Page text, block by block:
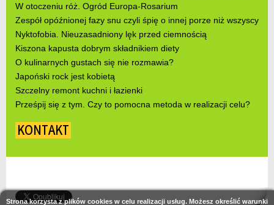
W otoczeniu róż. Ogród Europa-Rosarium
Zespół opóźnionej fazy snu czyli śpię o innej porze niż wszyscy
Nyktofobia. Nieuzasadniony lęk przed ciemnością
Kiszona kapusta dobrym składnikiem diety
O kulinarnych gustach się nie rozmawia?
Japoński rock jest kobietą
Szczelny remont kuchni i łazienki
Prześpij się z tym. Czy to pomocna metoda w realizacji celu?
KONTAKT
Strona korzysta z plików cookies w celu realizacji usług. Możesz określić warunki